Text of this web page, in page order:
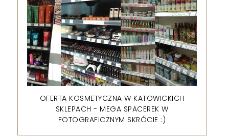
OFERTA KOSMETYCZNA W KATOWICKICH
SKLEPACH - MEGA SPACEREK W
FOTOGRAFICZNYM SKRÓCIE :)